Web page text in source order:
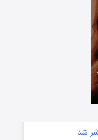
شد